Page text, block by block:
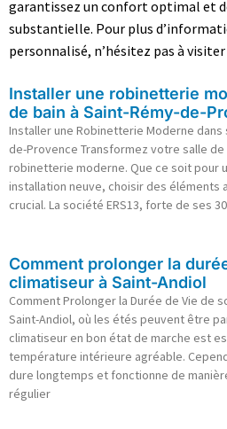
garantissez un confort optimal et
substantielle. Pour plus
personnalisé, n’hésitez pas à
Installer une robinetterie
de bain à Saint-Rémy-de-
Installer une Robinetterie Moderne dans
de-Provence Transformez votre salle
robinetterie moderne. Que ce soit pour
installation neuve, choisir des éléments
crucial. La société ERS13, forte de ses
Comment prolonger la
climatiseur à Saint-Andiol
Comment Prolonger la Durée de Vie de
Saint-Andiol, où les étés peuvent être
climatiseur en bon état de marche est
température intérieure agréable.
dure longtemps et fonctionne de
régulier